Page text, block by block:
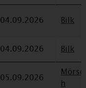
04.09.2026 Bilk
04.09.2026
Bilk
05.09.2026
h